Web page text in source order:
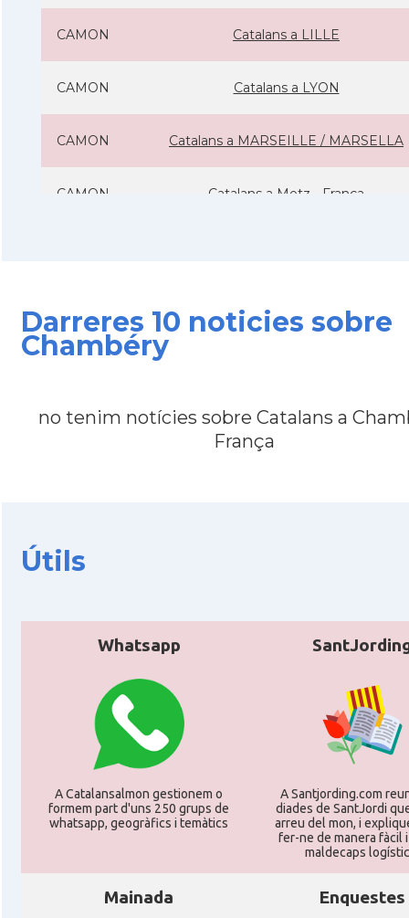
CAMON Catalans a LILLE
CAMON Catalans a LYON
CAMON Catalans a MARSEILLE / MARSELLA
CAMON Catalans a Metz - França
CAMON
CAMON
CAMON Catalans a RENNES
CAMON Catalans a STRASBOURG
CAMON Catalans a TROYES
Darreres 10 noticies sobre
Chambéry
no tenim notícies sobre Catalans a
França
Útils
Whatsapp
A Catalansalmon gestionem o
formem part d'uns 250 grups de
whatsapp, geogràfics i temàtics
A Santjording.com
diades de SantJordi
arreu del mon, i
fer-ne de manera fàcil
maldecaps
Mainada Enquestes